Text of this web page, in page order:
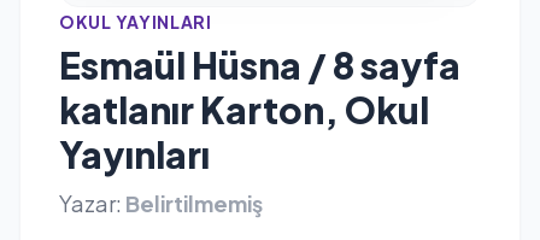
OKUL YAYINLARI
Esmaül Hüsna / 8 sayfa
katlanır Karton, Okul
Yayınları
Yazar: Belirtilmemiş